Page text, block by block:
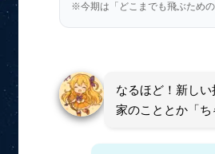
※今期は「どこまでも飛ぶため
なるほど！新しい
家のこととか「ち